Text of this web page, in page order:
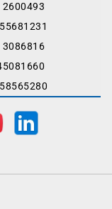
2600493
3086816